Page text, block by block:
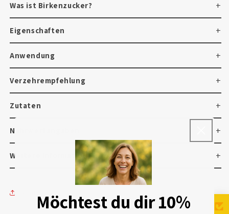
Was ist Birkenzucker?
Eigenschaften
Anwendung
Verzehrempfehlung
Zutaten
Nährwertangaben
Weitere Informationen
Möchtest du dir 10%